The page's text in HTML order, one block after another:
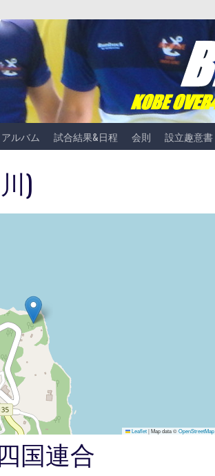
アルバム 試合結果&日程 会則 設立趣意書
)
Leaflet|Map data ©OpenStreetMap
四国連合